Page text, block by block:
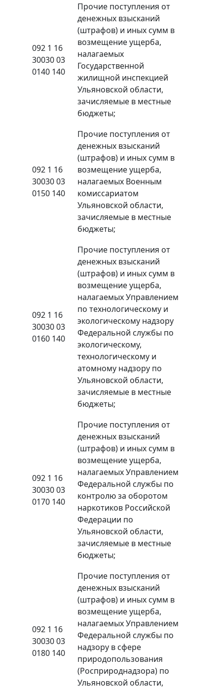
092 1 16
30030 03
0140 140
Прочие поступления от
денежных взысканий
(штрафов) и иных сумм в
возмещение ущерба,
налагаемых
Государственной
жилищной инспекцией
Ульяновской области,
зачисляемые в местные
бюджеты;
092 1 16
30030 03
0150 140
Прочие поступления от
денежных взысканий
(штрафов) и иных сумм в
возмещение ущерба,
налагаемых Военным
комиссариатом
Ульяновской области,
зачисляемые в местные
бюджеты;
092 1 16
30030 03
0160 140
Прочие поступления от
денежных взысканий
(штрафов) и иных сумм в
возмещение ущерба,
налагаемых Управлением
по технологическому и
экологическому надзору
Федеральной службы по
экологическому,
технологическому и
атомному надзору по
Ульяновской области,
зачисляемые в местные
бюджеты;
092 1 16
30030 03
0170 140
Прочие поступления от
денежных взысканий
(штрафов) и иных сумм в
возмещение ущерба,
налагаемых Управлением
Федеральной службы по
контролю за оборотом
наркотиков Российской
Федерации по
Ульяновской области,
зачисляемые в местные
бюджеты;
092 1 16
30030 03
0180 140
Прочие поступления от
денежных взысканий
(штрафов) и иных сумм в
возмещение ущерба,
налагаемых Управлением
Федеральной службы по
надзору в сфере
природопользования
(Росприроднадзора) по
Ульяновской области,